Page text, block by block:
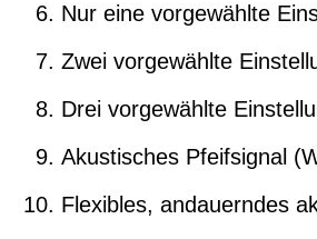
Nur eine vorgewählte
Zwei vorgewählte
Drei vorgewählte
Akustisches Pfeifsignal
Flexibles, andauerndes